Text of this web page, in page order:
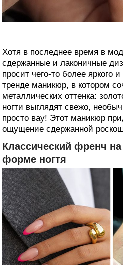
Хотя в последнее время в
сдержанные и лаконичные
просит чего-то более яркого
тренде маникюр, в котором
металлических оттенка:
ногти выглядят свежо,
просто вау! Этот маникюр
ощущение сдержанной
Классический френч
форме ногтя